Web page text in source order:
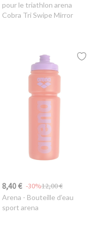
pour le triathlon arena
Cobra Tri Swipe Mirror
8,40 € 12,00 €
-30%
Arena - Bouteille d’eau
sport arena